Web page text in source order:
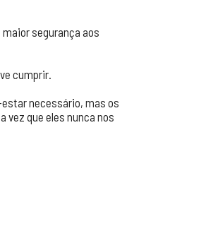
segurança aos
cumprir.
necessário, mas os
vez que eles nunca nos